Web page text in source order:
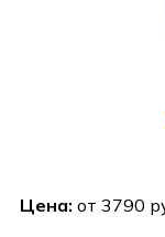
Цена: от 3790